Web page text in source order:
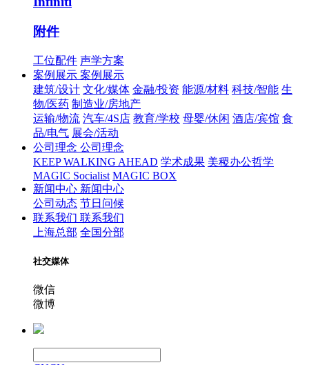
附件
工位配件 声学方案
案例展示 案例展示
建筑/设计 文化/媒体 金融/投资 能源/材料 科技/智能 生
物/医药 制造业/房地产
运输/物流 汽车/4S店 教育/学校 母婴/休闲 酒店/宾馆 食
品/电气 展会/活动
公司理念 公司理念
KEEP WALKING AHEAD 学术成果 美稷办公哲学
MAGIC Socialist MAGIC BOX
新闻中心 新闻中心
公司动态 节日问候
联系我们 联系我们
上海总部 全国分部
社交媒体
微信
微博